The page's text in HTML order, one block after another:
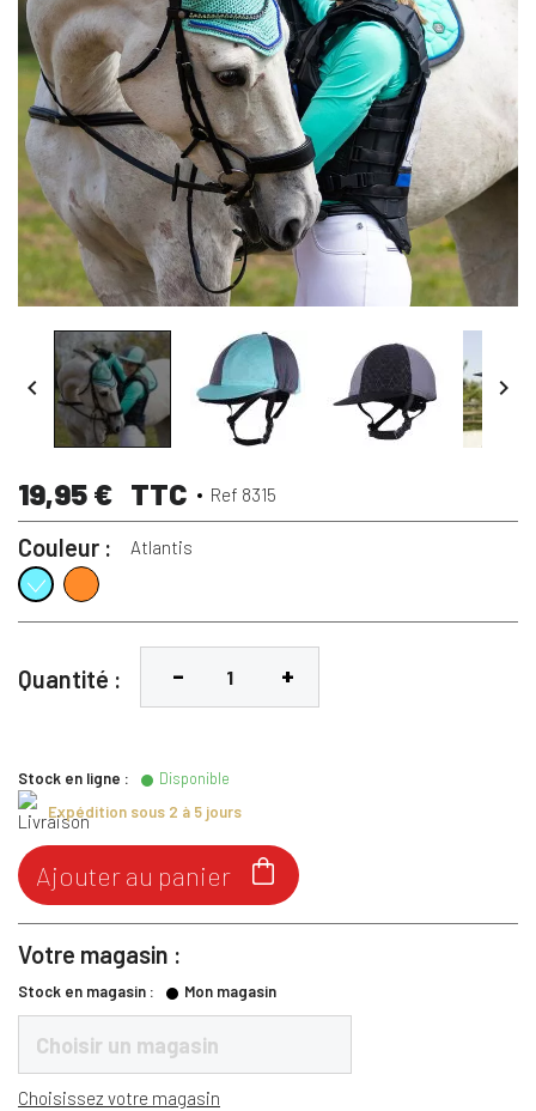
 
19,95 € TTC Ref 8315
Couleur : Atlantis
AtlantisFlame
Quantité :
Stock en ligne :
Disponible
Expédition sous 2 à 5 jours

Ajouter au panier
Votre magasin :
Stock en magasin : Mon magasin
Choisir un magasin
Choisissez votre magasin